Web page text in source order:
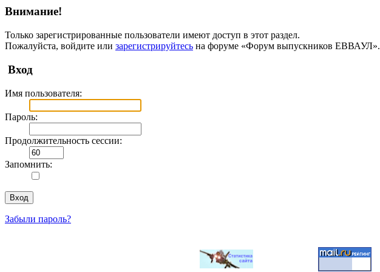
Внимание!
Только зарегистрированные пользователи имеют доступ в этот раздел.
Пожалуйста, войдите или зарегистрируйтесь на форуме «Форум выпускников ЕВВАУЛ».
Вход
Имя пользователя:
Пароль:
Продолжительность сессии:
Запомнить:
Забыли пароль?